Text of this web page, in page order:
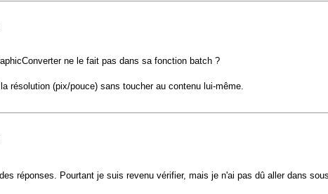
ne le fait pas dans sa fonction batch ?
résolution (pix/pouce) sans toucher au contenu lui-même.
réponses. Pourtant je suis revenu vérifier, mais je n'ai pas dû aller dans